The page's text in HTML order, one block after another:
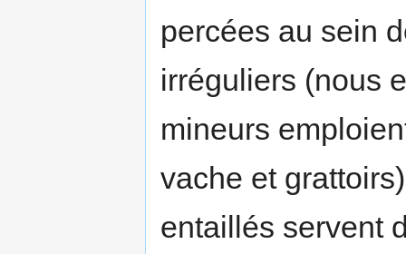
percées au sein
irréguliers (nous
mineurs
vache et
entaillés servent